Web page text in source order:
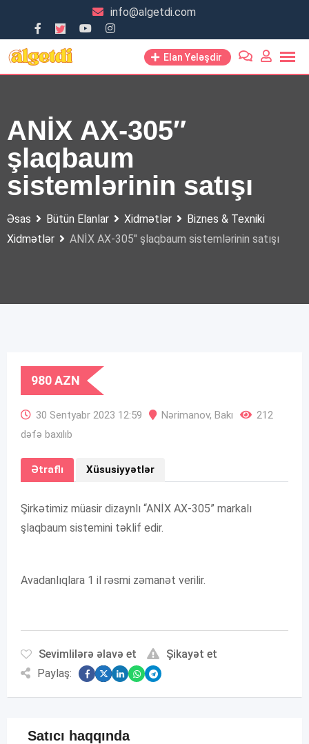
content
info@algetdi.com
Elan Yeləşdir
ANİX AX-305″
şlaqbaum
sistemlərinin satışı
Əsas Bütün Elanlar Xidmətlər
Biznes & Texniki
Xidmətlər
ANİX AX-305″ şlaqbaum sistemlərinin satışı
980AZN
30 Sentyabr 2023 12:59 Nərimanov, Bakı
212
dəfə baxılıb
Ətraflı Xüsusiyyətlər
Şirkətimiz müasir dizaynlı “ANİX AX-305” markalı
şlaqbaum sistemini təklif edir.
Avadanlıqlara 1 il rəsmi zəmanət verilir.
Sevimlilərə əlavə et
Şikayət et
Paylaş:
Satıcı haqqında